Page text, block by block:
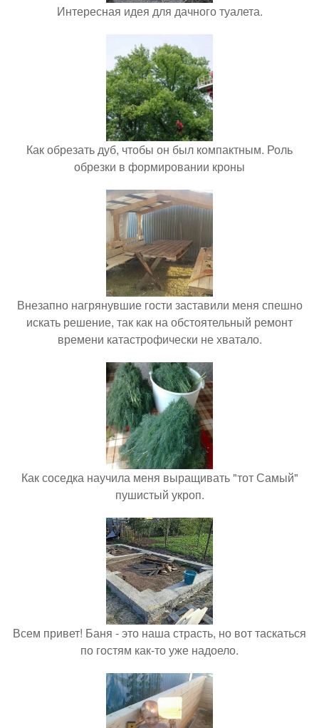
Интересная идея для дачного туалета.
Как обрезать дуб, чтобы он был компактным. Роль
обрезки в формировании кроны
Внезапно нагрянувшие гости заставили меня спешно
искать решение, так как на обстоятельный ремонт
времени катастрофически не хватало.
Как соседка научила меня выращивать "тот Самый"
пушистый укроп.
Всем привет! Баня - это наша страсть, но вот таскаться
по гостям как-то уже надоело.